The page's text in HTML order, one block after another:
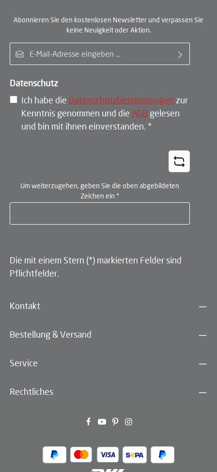
Abonnieren Sie den kostenlosen Newsletter und verpassen Sie
keine Neuigkeit oder Aktion.
Datenschutz
Ich habe die Datenschutzbestimmungen zur
Kenntnis genommen und die AGB gelesen
und bin mit ihnen einverstanden. *
Um weiterzugehen, geben Sie die oben abgebildeten
Zeichen ein *
Die mit einem Stern (*) markierten Felder sind
Pflichtfelder.
Kontakt
Bestellung & Versand
Service
Rechtliches